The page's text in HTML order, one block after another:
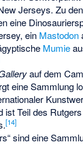
Jerseys. Zu
eine
ein Mastodon
Mumie
auf dem
eine Sammlung
ist Teil des
[14]
sind eine